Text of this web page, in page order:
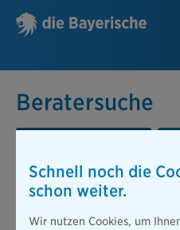
Beratersuche
Beratersuche
PLZ oder Ort
Schnell noch die
schon weiter.
Wir nutzen Cookies, um